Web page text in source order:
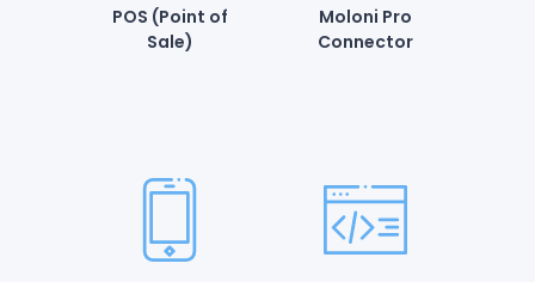
POS (Point of
Sale)
Moloni Pro
Connector